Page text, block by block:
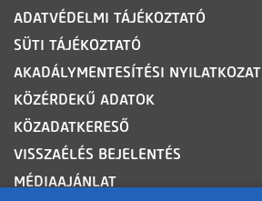
ADATVÉDELMI TÁJÉKOZTATÓ
SÜTI TÁJÉKOZTATÓ
AKADÁLYMENTESÍTÉSI NYILATKOZAT
KÖZÉRDEKŰ ADATOK
KÖZADATKERESŐ
VISSZAÉLÉS BEJELENTÉS
MÉDIAAJÁNLAT